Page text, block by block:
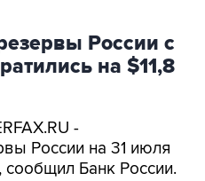
России с
на $11,8
-
России на 31 июля
сообщил Банк России.